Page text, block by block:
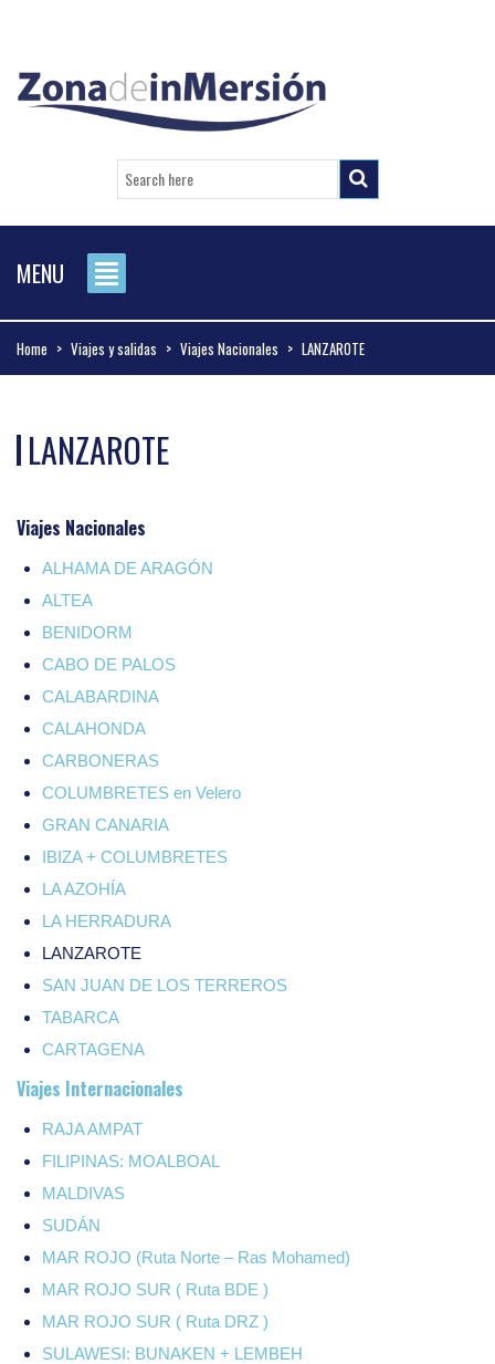
MENU
Home > Viajes y salidas > Viajes Nacionales > LANZAROTE
LANZAROTE
Viajes Nacionales
ALHAMA DE ARAGÓN
ALTEA
BENIDORM
CABO DE PALOS
CALABARDINA
CALAHONDA
CARBONERAS
COLUMBRETES en Velero
GRAN CANARIA
IBIZA + COLUMBRETES
LA AZOHÍA
LA HERRADURA
LANZAROTE
SAN JUAN DE LOS TERREROS
TABARCA
CARTAGENA
Viajes Internacionales
RAJA AMPAT
FILIPINAS: MOALBOAL
MALDIVAS
SUDÁN
MAR ROJO (Ruta Norte – Ras Mohamed)
MAR ROJO SUR ( Ruta BDE )
MAR ROJO SUR ( Ruta DRZ )
SULAWESI: BUNAKEN + LEMBEH